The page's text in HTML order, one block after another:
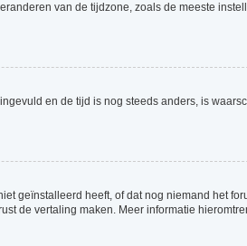
van de tijdzone, zoals de meeste
en de tijd is nog steeds anders, is
geïnstalleerd heeft, of dat nog niemand het
de vertaling maken. Meer informatie